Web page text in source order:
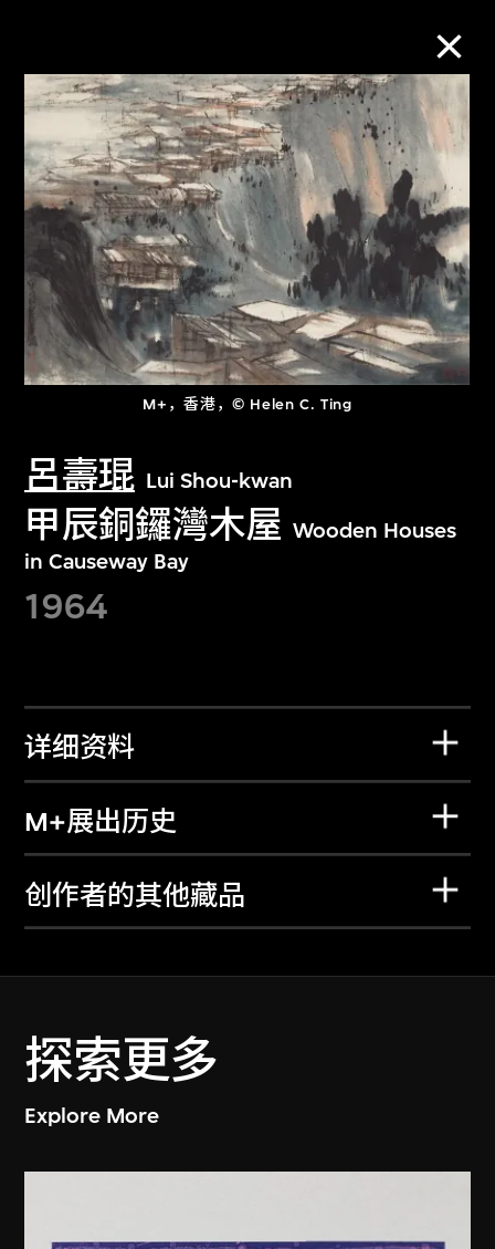
M+，香港，© Helen C. Ting
呂壽琨 Lui Shou-kwan
甲辰銅鑼灣木屋 Wooden Houses
in Causeway Bay
1964
详细资料
M+展出历史
创作者的其他藏品
探索更多
Explore More
M+藏品
进一步筛选 搜索
关于M+藏品
探索世界顶级的二十及二十一世纪视觉
文化藏品。